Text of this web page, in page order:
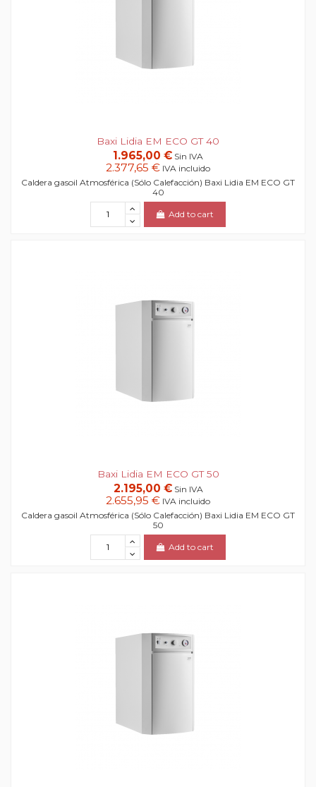
Baxi Lidia EM ECO GT 40
1.965,00 € Sin IVA
2.377,65 € IVA incluido
Caldera gasoil Atmosférica (Sólo Calefacción) Baxi Lidia EM ECO GT
40
Add to cart
Baxi Lidia EM ECO GT 50
2.195,00 € Sin IVA
2.655,95 € IVA incluido
Caldera gasoil Atmosférica (Sólo Calefacción) Baxi Lidia EM ECO GT
50
Add to cart